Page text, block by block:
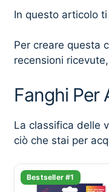
In questo articolo
Per creare questa
recensioni
Fanghi Per
La classifica delle
ciò che stai per
Bestseller #1